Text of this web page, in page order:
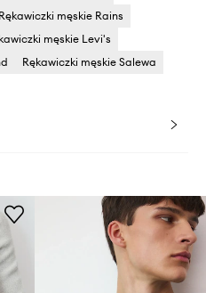
Rękawiczki męskie Rains
męskie Levi's
Rękawiczki męskie Salewa